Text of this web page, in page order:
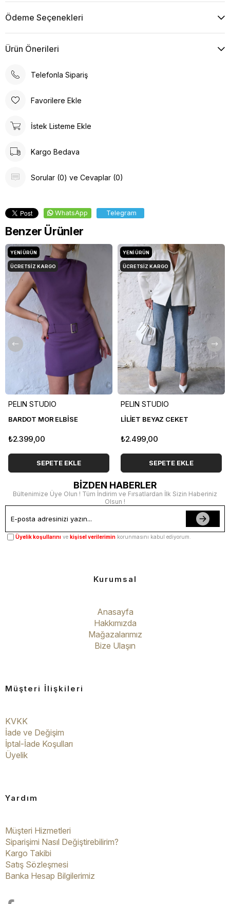
Ödeme Seçenekleri
Ürün Önerileri
Telefonla Sipariş
Favorilere Ekle
İstek Listeme Ekle
Kargo Bedava
Sorular (0) ve Cevaplar (0)
WhatsApp Telegram
Benzer Ürünler
PELIN STUDIO
BARDOT MOR ELBİSE
₺2.399,00
SEPETE EKLE
YENI ÜRÜN
ÜCRETSIZ KARGO
PELIN STUDIO
LİLİET BEYAZ CEKET
₺2.499,00
SEPETE EKLE
YENI ÜRÜN
ÜCRETSIZ KARGO
BİZDEN HABERLER
Bültenimize Üye Olun ! Tüm İndirim ve Fırsatlardan İlk Sizin Haberiniz
Olsun !
Üyelik koşullarını ve kişisel verilerimin korunmasını kabul ediyorum.
Kurumsal
Anasayfa
Hakkımızda
Mağazalarımız
Bize Ulaşın
Müşteri İlişkileri
KVKK
İade ve Değişim
İptal-İade Koşulları
Üyelik
Yardım
Müşteri Hizmetleri
Siparişimi Nasıl Değiştirebilirim?
Kargo Takibi
Satış Sözleşmesi
Banka Hesap Bilgilerimiz